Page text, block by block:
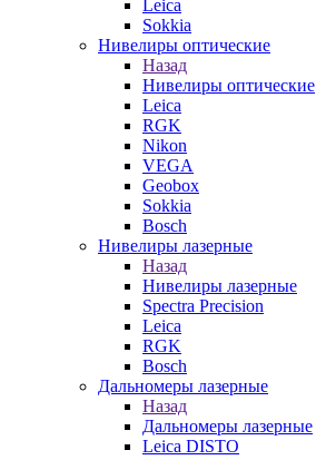
Leica
Sokkia
Нивелиры оптические
Назад
Нивелиры оптические
Leica
RGK
Nikon
VEGA
Geobox
Sokkia
Bosch
Нивелиры лазерные
Назад
Нивелиры лазерные
Spectra Precision
Leica
RGK
Bosch
Дальномеры лазерные
Назад
Дальномеры лазерные
Leica DISTO